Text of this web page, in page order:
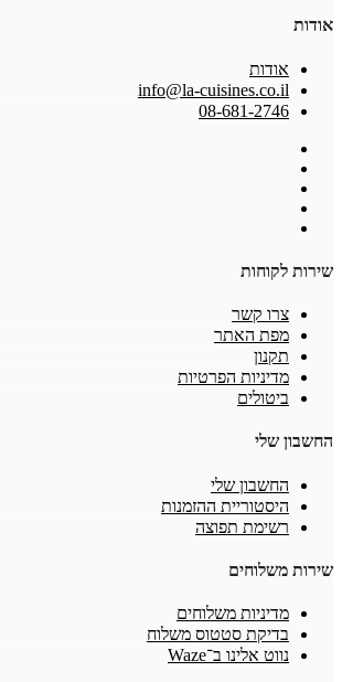
אודות
אודות
info@la-cuisines.co.il
08-681-2746
שירות לקוחות
צרו קשר
מפת האתר
תקנון
מדיניות הפרטיות
ביטולים
החשבון שלי
החשבון שלי
היסטוריית ההזמנות
רשימת תפוצה
שירות משלוחים
מדיניות משלוחים
בדיקת סטטוס משלוח
נווט אלינו ב־Waze